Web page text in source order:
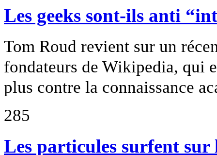
Les geeks sont-ils anti
Tom Roud revient sur un
fondateurs de Wikipedia, qui
plus contre la connaissance
285
Les particules surfent sur